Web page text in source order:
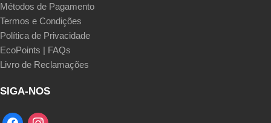
Métodos de Pagamento
Termos e Condições
Política de Privacidade
EcoPoints | FAQs
Livro de Reclamações
SIGA-NOS